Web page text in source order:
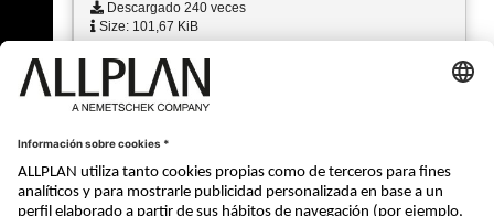
Descargado 240 veces
Size: 101,67 KiB
BIM_Caminos Agenda.PNG
Type: image/png
Size: 69,56 KiB